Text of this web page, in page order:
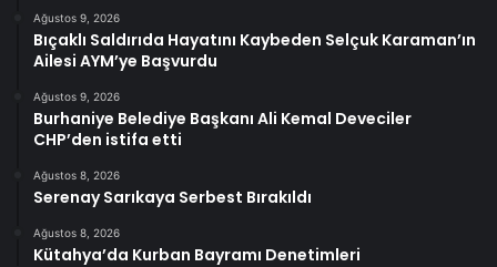
Ağustos 9, 2026
Bıçaklı Saldırıda Hayatını Kaybeden Selçuk Karaman’ın
Ailesi AYM’ye Başvurdu
Ağustos 9, 2026
Burhaniye Belediye Başkanı Ali Kemal Deveciler
CHP’den istifa etti
Ağustos 8, 2026
Serenay Sarıkaya Serbest Bırakıldı
Ağustos 8, 2026
Kütahya’da Kurban Bayramı Denetimleri